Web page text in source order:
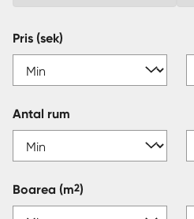
Pris (sek)
Antal rum
Boarea (m2)